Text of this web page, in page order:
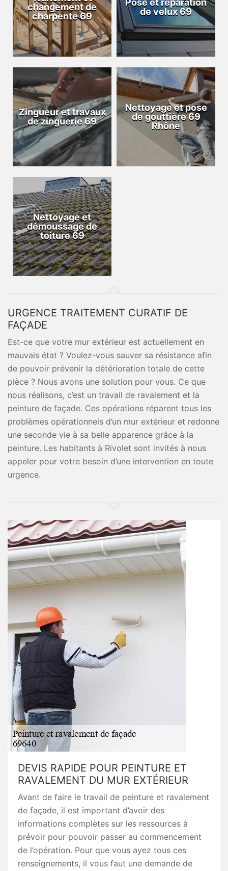
changement de
charpente 69
Pose et réparation
de velux 69
Zingueur et travaux
de zinguerie 69
Nettoyage et pose
de gouttière 69
Rhône
Nettoyage et
démoussage de
toiture 69
URGENCE TRAITEMENT CURATIF DE
FAÇADE
Est-ce que votre mur extérieur est actuellement en
mauvais état ? Voulez-vous sauver sa résistance afin
de pouvoir prévenir la détérioration totale de cette
pièce ? Nous avons une solution pour vous. Ce que
nous réalisons, c’est un travail de ravalement et la
peinture de façade. Ces opérations réparent tous les
problèmes opérationnels d’un mur extérieur et redonne
une seconde vie à sa belle apparence grâce à la
peinture. Les habitants à Rivolet sont invités à nous
appeler pour votre besoin d’une intervention en toute
urgence.
DEVIS RAPIDE POUR PEINTURE ET
RAVALEMENT DU MUR EXTÉRIEUR
Avant de faire le travail de peinture et ravalement
de façade, il est important d’avoir des
informations complètes sur les ressources à
prévoir pour pouvoir passer au commencement
de l’opération. Pour que vous ayez tous ces
renseignements, il vous faut une demande de